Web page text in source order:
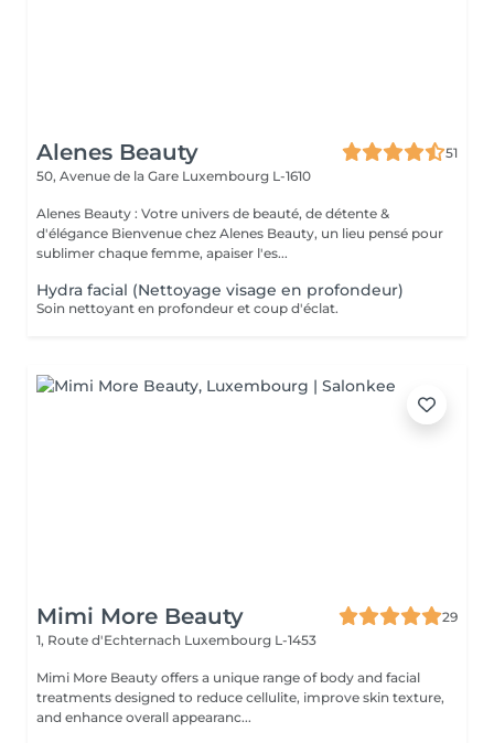
Alenes Beauty
51
50, Avenue de la Gare Luxembourg L-1610
Alenes Beauty : Votre univers de beauté, de détente &
d'élégance Bienvenue chez Alenes Beauty, un lieu pensé pour
sublimer chaque femme, apaiser l'es...
Hydra facial (Nettoyage visage en profondeur)
Soin nettoyant en profondeur et coup d'éclat.
Mimi More Beauty
29
1, Route d'Echternach Luxembourg L-1453
Mimi More Beauty offers a unique range of body and facial
treatments designed to reduce cellulite, improve skin texture,
and enhance overall appearanc...